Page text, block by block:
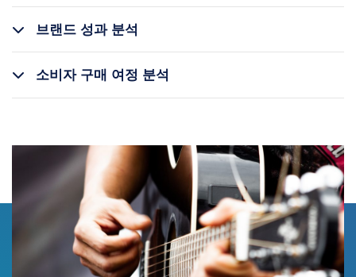
브랜드 성과 분석
소비자 구매 여정 분석